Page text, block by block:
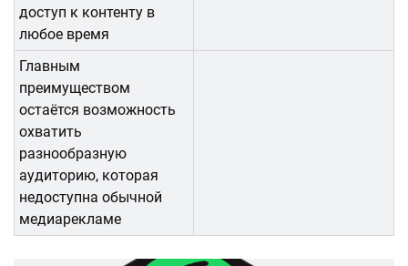
доступ к контенту в
любое время
Главным
преимуществом
остаётся возможность
охватить
разнообразную
аудиторию, которая
недоступна обычной
медиарекламе